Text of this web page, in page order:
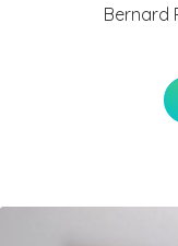
Bernard